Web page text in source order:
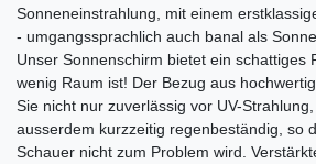
Sonneneinstrahlung, mit einem
- umgangssprachlich auch banal als
Unser Sonnenschirm bietet ein schattiges
wenig Raum ist! Der Bezug aus
Sie nicht nur zuverlässig vor UV-
ausserdem kurzzeitig regenbeständig, so
Schauer nicht zum Problem wird.